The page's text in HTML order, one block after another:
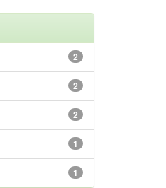
2
2
2
1
1